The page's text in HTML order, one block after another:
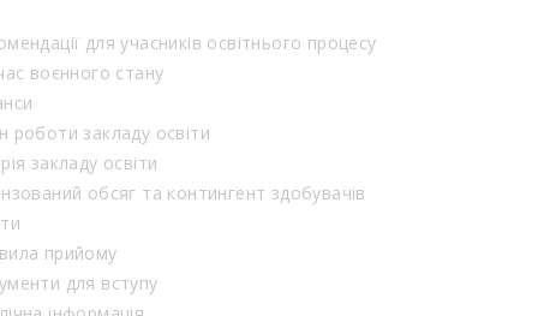
для учасників освітнього процесу
воєнного стану
роботи закладу освіти
закладу освіти
обсяг та контингент здобувачів
прийому
для вступу